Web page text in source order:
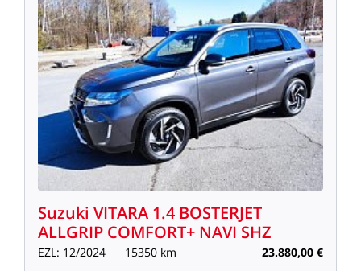
Suzuki VITARA 1.4 BOSTERJET
ALLGRIP COMFORT+ NAVI SHZ
EZL: 12/2024 15350 km 23.880,00 €